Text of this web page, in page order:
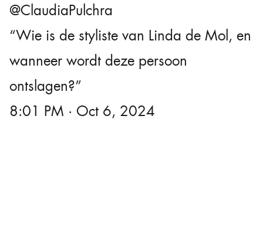
@ClaudiaPulchra
“Wie is de styliste van Linda de Mol, en
wanneer wordt deze persoon
ontslagen?”
8:01 PM · Oct 6, 2024